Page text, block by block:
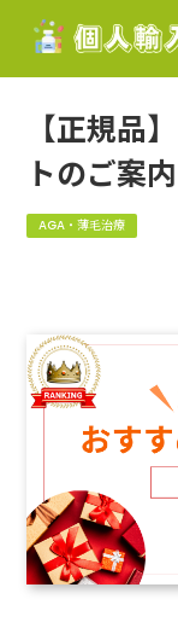
【正規品
トのご案内
AGA・薄毛治療